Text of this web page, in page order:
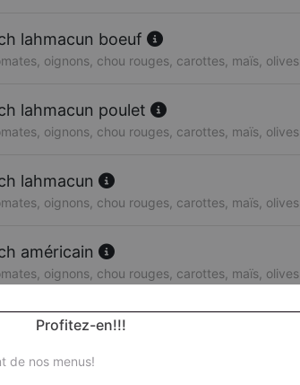
lahmacun boeuf
oignons, chou rouges, carottes, maïs, olives
lahmacun poulet
oignons, chou rouges, carottes, maïs, olives
lahmacun
oignons, chou rouges, carottes, maïs, olives
américain
oignons, chou rouges, carottes, maïs, olives
escalope de poulet
Profitez-en!!!
de nos menus!